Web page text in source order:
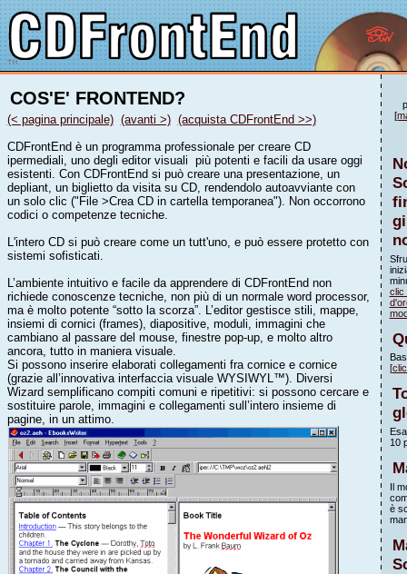
COS'E' FRONTEND?
(< pagina principale) (avanti >) (acquista CDFrontEnd >>)
CDFrontEnd è un programma professionale per creare CD
ipermediali, uno degli editor visuali più potenti e facili da usare oggi
esistenti. Con CDFrontEnd si può creare una presentazione, un
depliant, un biglietto da visita su CD, rendendolo autoavviante con
un solo clic ("File >Crea CD in cartella temporanea"). Non occorrono
codici o competenze tecniche.
L'intero CD si può creare come un tutt'uno, e può essere protetto con
sistemi sofisticati.
L’ambiente intuitivo e facile da apprendere di CDFrontEnd non
richiede conoscenze tecniche, non più di un normale word processor,
ma è molto potente “sotto la scorza”. L’editor gestisce stili, mappe,
insiemi di cornici (frames), diapositive, moduli, immagini che
cambiano al passare del mouse, finestre pop-up, e molto altro
ancora, tutto in maniera visuale.
Si possono inserire elaborati collegamenti fra cornice e cornice
(grazie all’innovativa interfaccia visuale WYSIWYL™). Diversi
Wizard semplificano compiti comuni e ripetitivi: si possono cercare e
sostituire parole, immagini e collegamenti sull’intero insieme di
pagine, in un attimo.
[
clic
10
Il
è